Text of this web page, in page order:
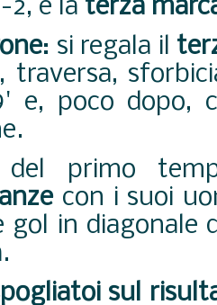
2, e la terza
: si regala il
traversa,
e, poco dopo,
del primo
con i suoi
gol in diagonale
sul